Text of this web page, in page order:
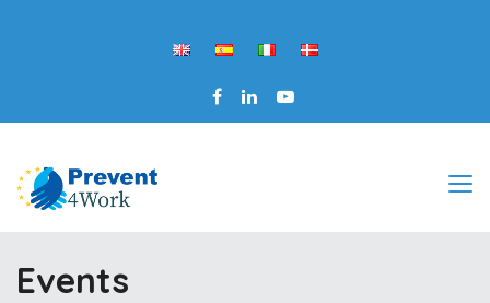
Events